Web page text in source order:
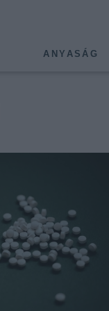
ANYASÁG